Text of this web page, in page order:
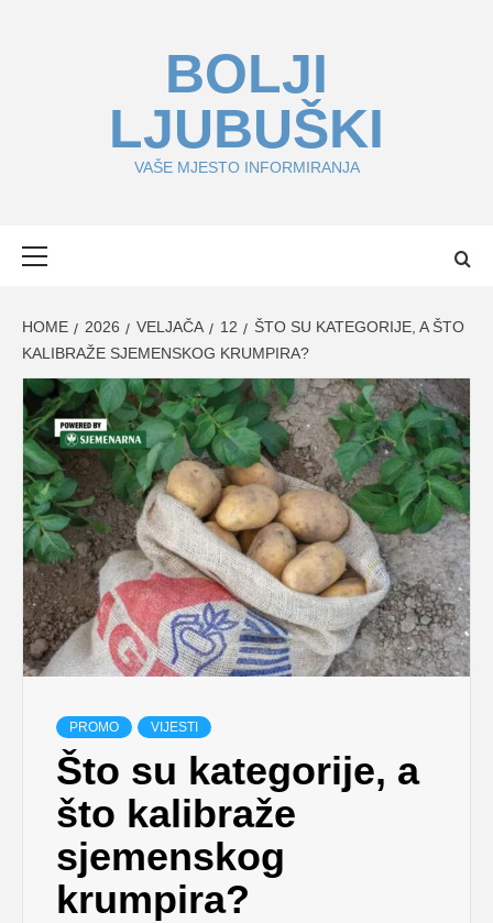
BOLJI
LJUBUŠKI
VAŠE MJESTO INFORMIRANJA
HOME 2026 VELJAČA 12
ŠTO SU KATEGORIJE, A ŠTO
KALIBRAŽE SJEMENSKOG KRUMPIRA?
PROMO VIJESTI
Što su kategorije, a
što kalibraže
sjemenskog
krumpira?